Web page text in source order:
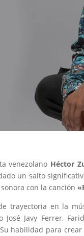
venezolano Héctor
un salto
con la canción
trayectoria en la
José Javy Ferrer,
habilidad para